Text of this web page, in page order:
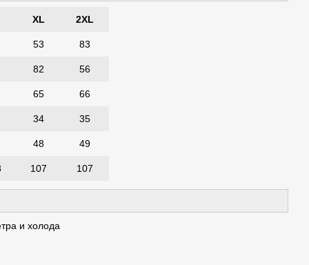
XL 2XL
53 83
82 56
65 66
34 35
48 49
107 107
и холода